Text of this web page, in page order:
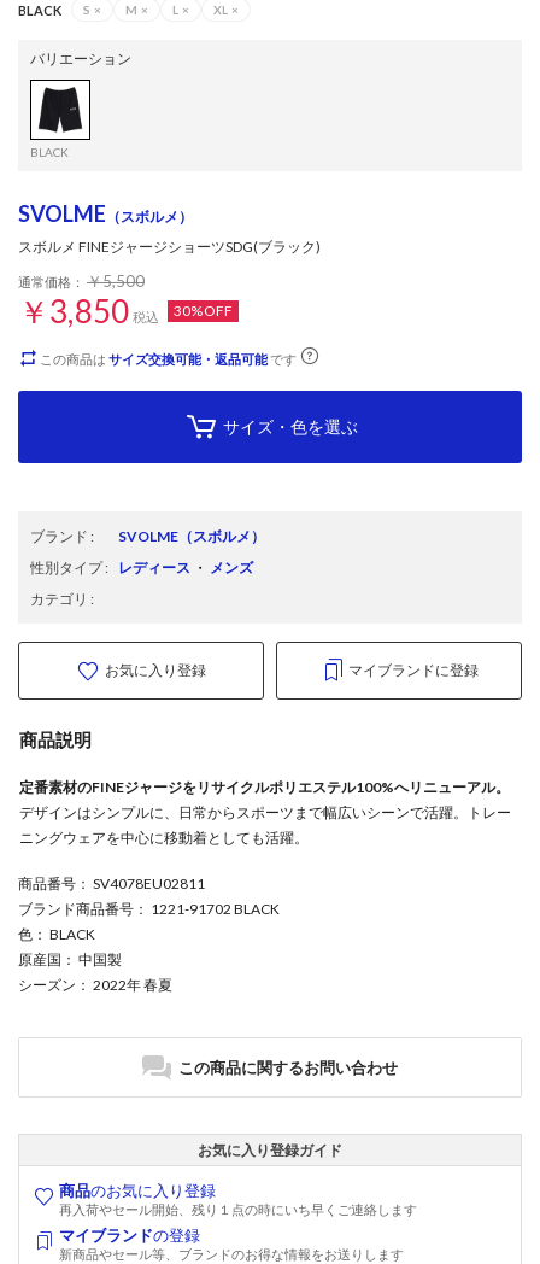
BLACK S × M × L × XL ×
バリエーション
BLACK
SVOLME （スボルメ）
スボルメ FINEジャージショーツSDG(ブラック)
通常価格： ￥5,500
￥3,850 税込 30%OFF
この商品は サイズ交換可能・返品可能です
サイズ・色を選ぶ
ブランド : SVOLME （スボルメ）
性別タイプ: レディース ・ メンズ
カテゴリ :
お気に入り登録 マイブランドに登録
商品説明
定番素材のFINEジャージをリサイクルポリエステル100%へリニューアル。
デザインはシンプルに、日常からスポーツまで幅広いシーンで活躍。トレー
ニングウェアを中心に移動着としても活躍。
商品番号 ： SV4078EU02811
ブランド商品番号 ： 1221-91702 BLACK
色 ： BLACK
原産国 ： 中国製
シーズン ： 2022年 春夏
この商品に関するお問い合わせ
お気に入り登録ガイド
商品のお気に入り登録
再入荷やセール開始、残り１点の時にいち早くご連絡します
マイブランドの登録
新商品やセール等、ブランドのお得な情報をお送りします